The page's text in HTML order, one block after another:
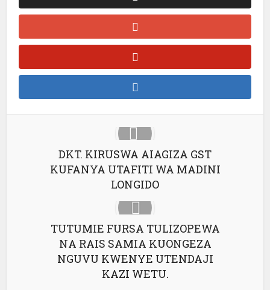
DKT. KIRUSWA AIAGIZA GST
KUFANYA UTAFITI WA MADINI
LONGIDO
TUTUMIE FURSA TULIZOPEWA
NA RAIS SAMIA KUONGEZA
NGUVU KWENYE UTENDAJI
KAZI WETU.